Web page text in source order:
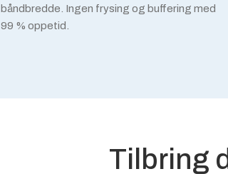
båndbredde. Ingen frysing og buffering med
99 % oppetid.
Tilbring